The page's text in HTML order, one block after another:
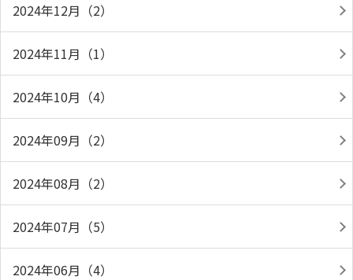
2024年12月（2）
2024年11月（1）
2024年10月（4）
2024年09月（2）
2024年08月（2）
2024年07月（5）
2024年06月（4）